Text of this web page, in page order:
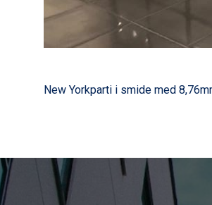
New Yorkparti i smide med